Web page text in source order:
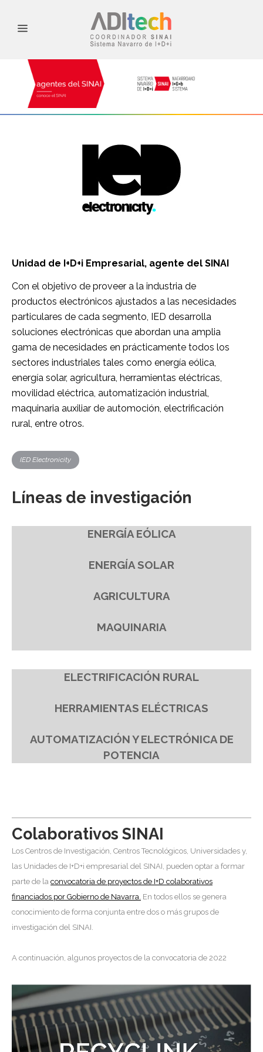
Unidad de I+D+i Empresarial, agente del SINAI
Con el objetivo de proveer a la industria de
productos electrónicos ajustados a las necesidades
particulares de cada segmento, IED desarrolla
soluciones electrónicas que abordan una amplia
gama de necesidades en prácticamente todos los
sectores industriales tales como energía eólica,
energía solar, agricultura, herramientas eléctricas,
movilidad eléctrica, automatización industrial,
maquinaria auxiliar de automoción, electrificación
rural, entre otros.
IED Electronicity
Líneas de investigación
ENERGÍA EÓLICA
ENERGÍA SOLAR
AGRICULTURA
MAQUINARIA
ELECTRIFICACIÓN RURAL
HERRAMIENTAS ELÉCTRICAS
AUTOMATIZACIÓN Y ELECTRÓNICA DE
POTENCIA
Colaborativos SINAI
Los Centros de Investigación, Centros Tecnológicos, Universidades y,
las Unidades de I+D+i empresarial del SINAI, pueden optar a formar
parte de la convocatoria de proyectos de I+D colaborativos
financiados por Gobierno de Navarra. En todos ellos se genera
conocimiento de forma conjunta entre dos o más grupos de
investigación del SINAI.
A continuación, algunos proyectos de la convocatoria de 2022